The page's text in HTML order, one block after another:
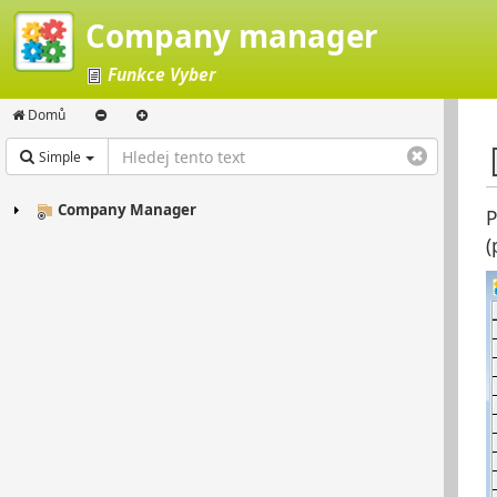
Company manager
Funkce Vyber
Domů
Simple
Company Manager